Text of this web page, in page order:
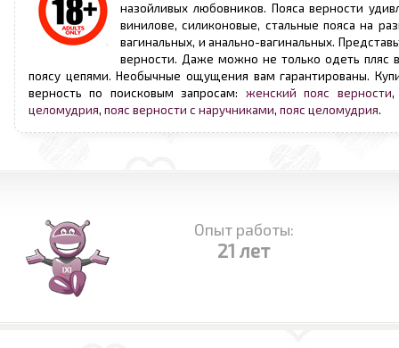
назойливых любовников. Пояса верности
винилове, силиконовые, стальные пояса на
вагинальных, и анально-вагинальных.
верности. Даже можно не только одеть пляс
поясу цепями. Необычные ощущения вам гарантированы.
верность по поисковым запросам: женский пояс верности
целомудрия, пояс верности с наручниками, пояс целомудрия.
Опыт работы:
21 лет